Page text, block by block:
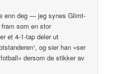
enn deg — jeg synes Glimt-
som en stor
et 4-1-tap deler ut
og sier han «ser
dersom de stikker av